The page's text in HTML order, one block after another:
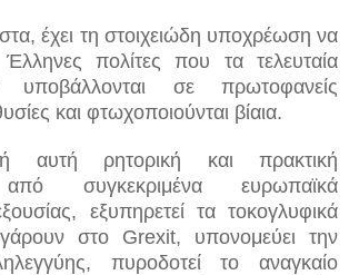
έχει τη στοιχειώδη υποχρέωση να
πολίτες που τα τελευταία
υποβάλλονται σε πρωτοφανείς
και φτωχοποιούνται βίαια.
αυτή ρητορική και πρακτική
από συγκεκριμένα ευρωπαϊκά
εξυπηρετεί τα τοκογλυφικά
στο Grexit, υπονομεύει την
πυροδοτεί το αναγκαίο